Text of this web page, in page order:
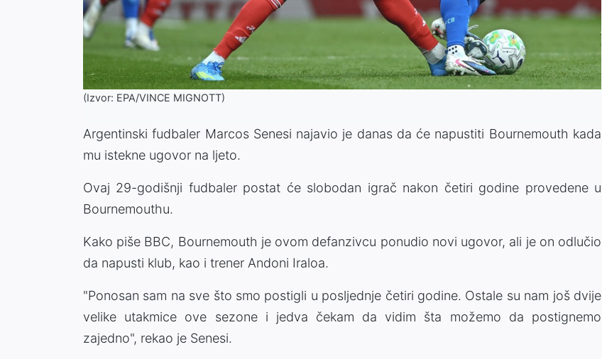
(Izvor: EPA/VINCE MIGNOTT)
Argentinski fudbaler Marcos Senesi najavio je danas da će napustiti Bournemouth kada
mu istekne ugovor na ljeto.
Ovaj 29-godišnji fudbaler postat će slobodan igrač nakon četiri godine provedene u
Bournemouthu.
Kako piše BBC, Bournemouth je ovom defanzivcu ponudio novi ugovor, ali je on odlučio
da napusti klub, kao i trener Andoni Iraloa.
"Ponosan sam na sve što smo postigli u posljednje četiri godine. Ostale su nam još dvije
velike utakmice ove sezone i jedva čekam da vidim šta možemo da postignemo
zajedno", rekao je Senesi.